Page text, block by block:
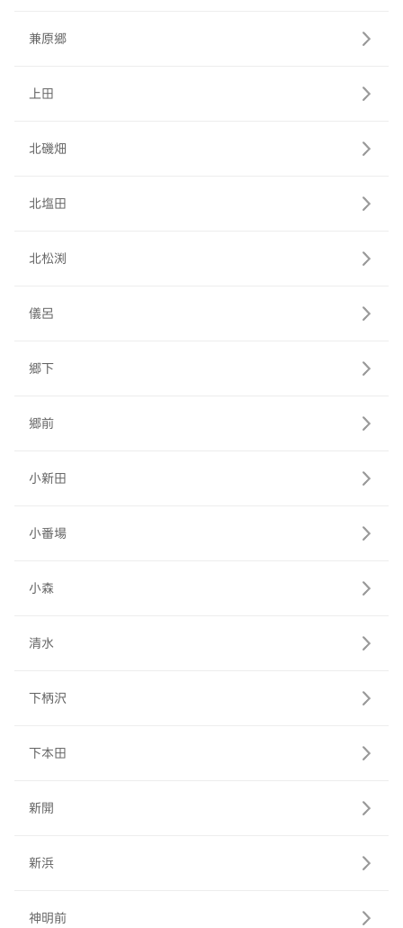
兼原郷
上田
北磯畑
北塩田
北松渕
儀呂
郷下
郷前
小新田
小番場
小森
清水
下柄沢
下本田
新開
新浜
神明前